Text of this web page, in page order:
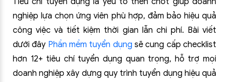
nghiệp lựa chọn ứng viên phù hợp, đảm bảo hiệu quả
công việc và tiết kiệm thời gian lẫn chi phí. Bài viết
dưới đây Phần mềm tuyển dụng sẽ cung cấp checklist
hơn 12+ tiêu chí tuyển dụng quan trọng, hỗ trợ mọi
doanh nghiệp xây dựng quy trình tuyển dụng hiệu quả